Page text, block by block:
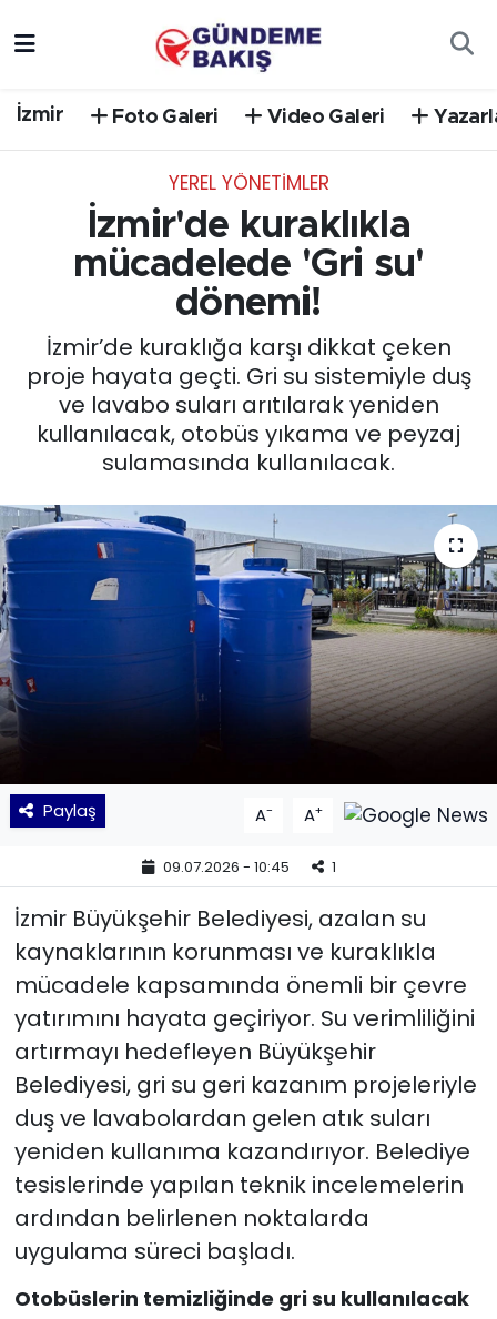
İzmir Foto Galeri Video Galeri
YEREL YÖNETİMLER
İzmir'de kuraklıkla
mücadelede 'Gri su'
dönemi!
İzmir’de kuraklığa karşı dikkat çeken
proje hayata geçti. Gri su sistemiyle duş
ve lavabo suları arıtılarak yeniden
kullanılacak, otobüs yıkama ve peyzaj
sulamasında kullanılacak.
Paylaş A- A+
09.07.2026 - 10:45 1
İzmir Büyükşehir Belediyesi, azalan su
kaynaklarının korunması ve kuraklıkla
mücadele kapsamında önemli bir çevre
yatırımını hayata geçiriyor. Su verimliliğini
artırmayı hedefleyen Büyükşehir
Belediyesi, gri su geri kazanım projeleriyle
duş ve lavabolardan gelen atık suları
yeniden kullanıma kazandırıyor. Belediye
tesislerinde yapılan teknik incelemelerin
ardından belirlenen noktalarda
uygulama süreci başladı.
Otobüslerin temizliğinde gri su kullanılacak
DÜNYA
EGE
EKONOMİ
English News
KÜLTÜR SANAT
MAGAZİN
POLİTİKA
SAĞLIK
SPOR
TEKNOLOJİ
Yaşam
YEREL POLİTİKA
YEREL YÖNETİMLER
Yurt
Trafik Durumu
Süper Lig Puan Durumu ve Fikstür
Tüm Manşetler
Son Dakika Haberleri
Haber Arşivi